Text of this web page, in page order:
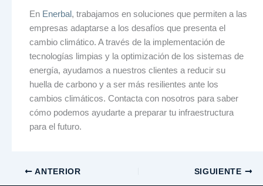
En Enerbal , trabajamos en soluciones que permiten a las
empresas adaptarse a los desafíos que presenta el
cambio climático. A través de la implementación de
tecnologías limpias y la optimización de los sistemas de
energía, ayudamos a nuestros clientes a reducir su
huella de carbono y a ser más resilientes ante los
cambios climáticos. Contacta con nosotros para saber
cómo podemos ayudarte a preparar tu infraestructura
para el futuro.
ANTERIOR SIGUIENTE